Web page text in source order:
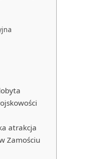
atrakcja
Zamościu